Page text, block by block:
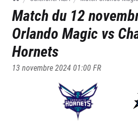
12/11/2024
Match du 12
Orlando Magic vs
Hornets
13 novembre 2024 01:00FR